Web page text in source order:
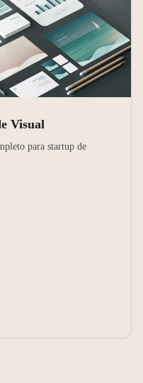
Visual
para startup de